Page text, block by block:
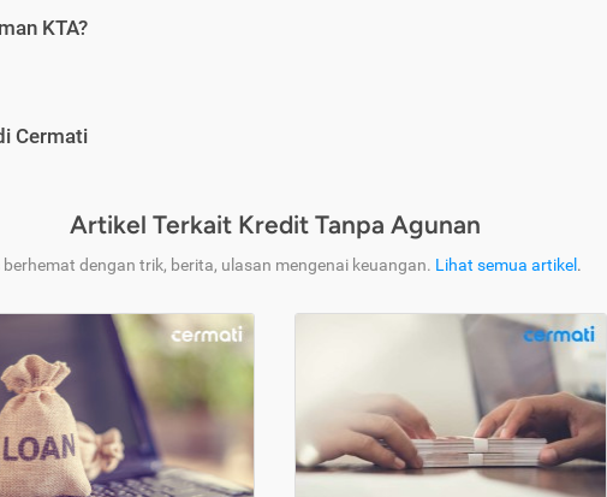
KTA?
Cermati
Artikel Terkait Kredit Tanpa Agunan
berhemat dengan trik, berita, ulasan mengenai keuangan. Lihat semua artikel .